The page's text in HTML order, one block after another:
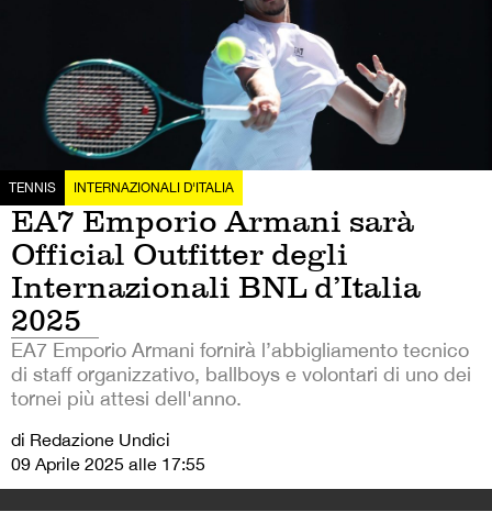
TENNIS INTERNAZIONALI D'ITALIA
EA7 Emporio Armani sarà
Official Outfitter degli
Internazionali BNL d’Italia
2025
EA7 Emporio Armani fornirà l’abbigliamento tecnico
di staff organizzativo, ballboys e volontari di uno dei
tornei più attesi dell'anno.
di Redazione Undici
09 Aprile 2025 alle 17:55